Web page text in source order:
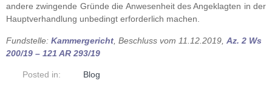
andere zwingende Gründe die Anwesenheit des Angeklagten in der
Hauptverhandlung unbedingt erforderlich machen.
Fundstelle: Kammergericht , Beschluss vom 11.12.2019, Az. 2 Ws
200/19 – 121 AR 293/19
Posted in: Blog